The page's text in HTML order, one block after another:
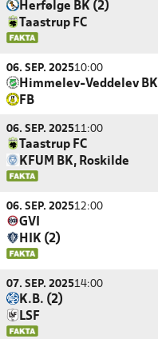
Herfølge BK (2)
Taastrup FC
06. SEP. 202510:00
Himmelev-Veddelev BK
FB
06. SEP. 202511:00
Taastrup FC
KFUM BK, Roskilde
06. SEP. 202512:00
GVI
HIK (2)
07. SEP. 202514:00
K.B. (2)
LSF